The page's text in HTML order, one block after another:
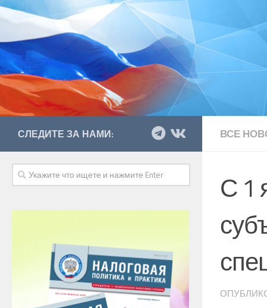
ВСЕ
С 1
СЛЕДИТЕ ЗА НАМИ: